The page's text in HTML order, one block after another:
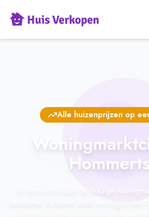
Alle huizenprijzen op
Hommerts
In Hommerts toont de huidige